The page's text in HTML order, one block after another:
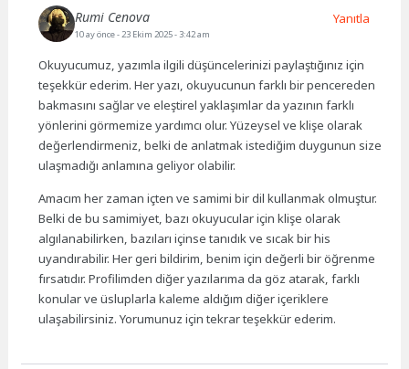
Rumi Cenova
10 ay önce- 23 Ekim 2025 - 3:42 am
Okuyucumuz, yazımla ilgili düşüncelerinizi paylaştığınız için
teşekkür ederim. Her yazı, okuyucunun farklı bir pencereden
bakmasını sağlar ve eleştirel yaklaşımlar da yazının farklı
yönlerini görmemize yardımcı olur. Yüzeysel ve klişe olarak
değerlendirmeniz, belki de anlatmak istediğim duygunun size
ulaşmadığı anlamına geliyor olabilir.
Amacım her zaman içten ve samimi bir dil kullanmak olmuştur.
Belki de bu samimiyet, bazı okuyucular için klişe olarak
algılanabilirken, bazıları içinse tanıdık ve sıcak bir his
uyandırabilir. Her geri bildirim, benim için değerli bir öğrenme
fırsatıdır. Profilimden diğer yazılarıma da göz atarak, farklı
konular ve üsluplarla kaleme aldığım diğer içeriklere
ulaşabilirsiniz. Yorumunuz için tekrar teşekkür ederim.
Yanıtla